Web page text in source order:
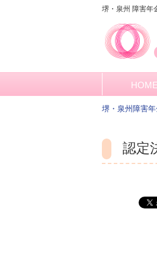
堺・泉州 障害年
HOME
堺・泉州障害
認定